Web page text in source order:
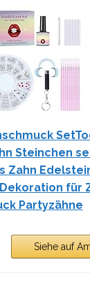
Steinchen
Zahn
für
Partyzähne
Siehe auf